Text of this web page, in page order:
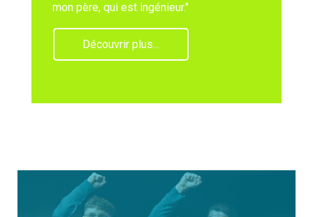
mon père, qui est ingénieur."
Découvrir plus...
SAUVEGARDER